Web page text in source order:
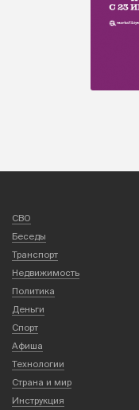
СВО
Беседы
Транспорт
Недвижимость
Политика
Деньги
Спорт
Афиша
Технологии
Страна и мир
Инструкция